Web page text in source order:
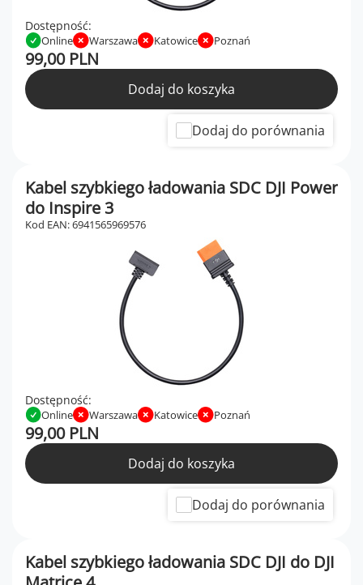
Dostępność:
Online Warszawa Katowice Poznań
99,00 PLN
Dodaj do koszyka
Dodaj do porównania
Kabel szybkiego ładowania SDC DJI Power
do Inspire 3
Kod EAN: 6941565969576
Dostępność:
Online Warszawa Katowice Poznań
99,00 PLN
Dodaj do koszyka
Dodaj do porównania
Kabel szybkiego ładowania SDC DJI do DJI